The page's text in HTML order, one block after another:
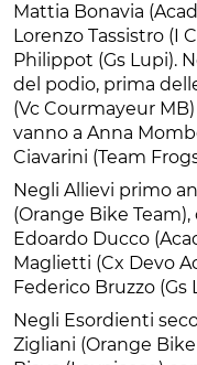
Mattia Bonavia
Lorenzo Tassistro (I
Philippot (Gs Lupi).
del podio, prima
(Vc Courmayeur
vanno a Anna
Ciavarini (Team
Negli Allievi primo
(Orange Bike
Edoardo Ducco
Maglietti (Cx Devo
Federico Bruzzo (Gs
Negli Esordienti
Zigliani (Orange